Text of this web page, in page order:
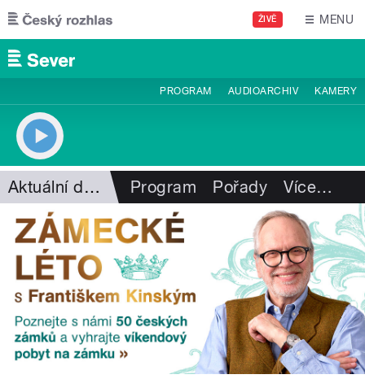
Přejít k hlavnímu obsahu
ŽIVĚ MENU
PROGRAM AUDIOARCHIV KAMERY
Aktuální dění Program Pořady Více…